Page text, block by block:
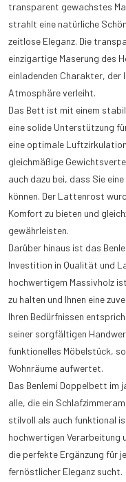
transparent gewachstes
strahlt eine natürliche
zeitlose Eleganz. Die
einzigartige Maserung des
einladenden Charakter, der
Atmosphäre verleiht.
Das Bett ist mit einem
eine solide Unterstützung
eine optimale
gleichmäßige
auch dazu bei, dass Sie
können. Der Lattenrost
Komfort zu bieten und
gewährleisten.
Darüber hinaus ist das
Investition in Qualität und
hochwertigem Massivholz
zu halten und Ihnen eine
Ihren Bedürfnissen
seiner sorgfältigen
funktionelles Möbelstück,
Wohnräume aufwertet.
Das Benlemi Doppelbett im
alle, die ein
stilvoll als auch funktional
hochwertigen
die perfekte Ergänzung für
fernöstlicher Eleganz sucht.